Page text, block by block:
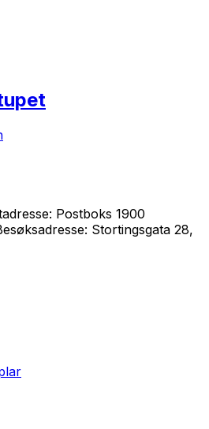
Postboks 1900
Stortingsgata 28,